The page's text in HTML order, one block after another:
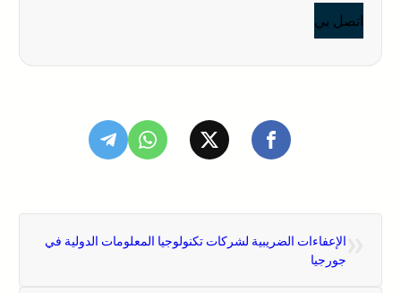
اتصل بي
الإعفاءات الضريبية لشركات تكنولوجيا المعلومات الدولية في
جورجيا